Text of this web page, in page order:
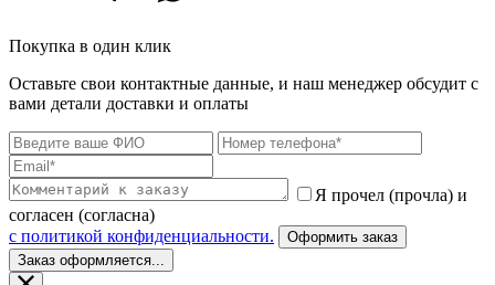
Покупка в один клик
Оставьте свои контактные данные, и наш менеджер обсудит с
вами детали доставки и оплаты
Я прочел (прочла) и
согласен (согласна)
c политикой конфиденциальности.
Оформить заказ
Заказ оформляется...